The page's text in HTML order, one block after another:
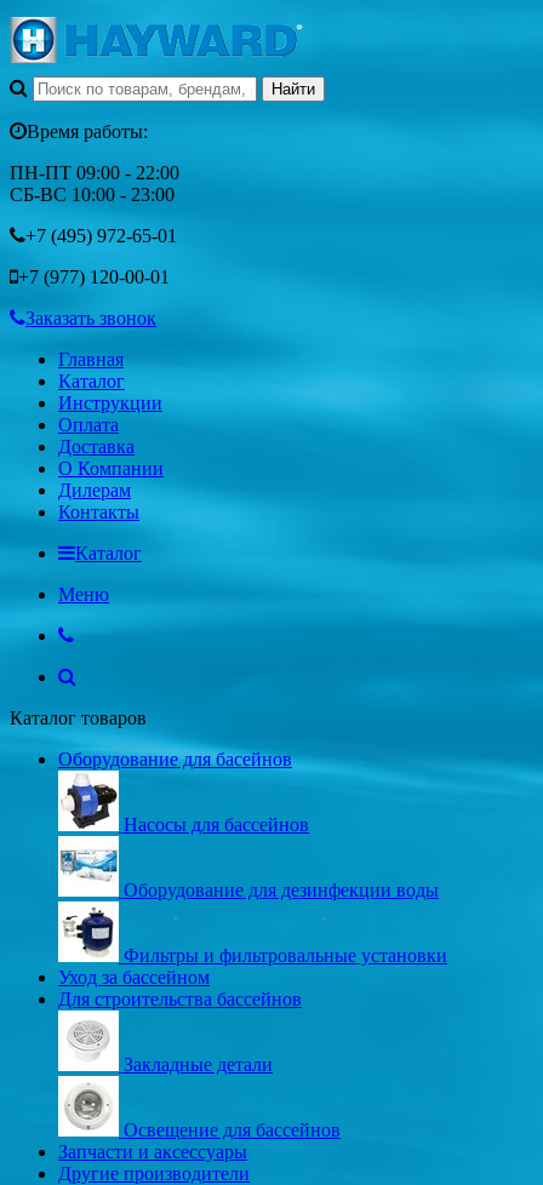
Время работы:
ПН-ПТ 09:00 - 22:00
СБ-ВС 10:00 - 23:00
+7 (495) 972-65-01
+7 (977) 120-00-01
Заказать звонок
Главная
Каталог
Инструкции
Оплата
Доставка
О Компании
Дилерам
Контакты
Каталог
Меню
Каталог товаров
Оборудование для басейнов
Насосы для бассейнов
Оборудование для дезинфекции воды
Фильтры и фильтровальные установки
Уход за бассейном
Для строительства бассейнов
Закладные детали
Освещение для бассейнов
Запчасти и аксессуары
Другие производители